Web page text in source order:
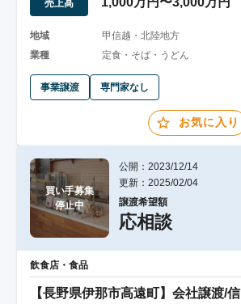
売上高
地域
甲信越・北陸地方
業種
定食・そば・うどん
事業譲渡 専門家なし
お気に入り
買い手募集
停止中
公開：2023/12/14
更新：2025/02/04
譲渡希望額
応相談
飲食店・食品
【長野県伊那市高遠町】会社譲渡/信